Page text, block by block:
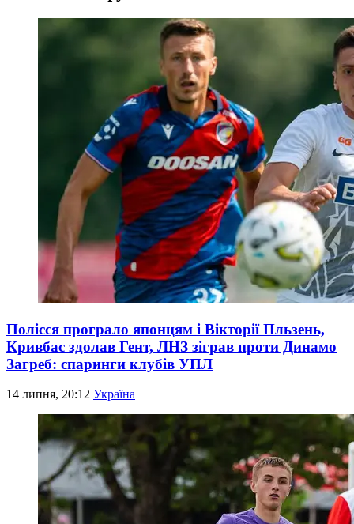
Полісся програло японцям і Вікторії Пльзень,
Кривбас здолав Гент, ЛНЗ зіграв проти Динамо
Загреб: спаринги клубів УПЛ
14 липня, 20:12 Україна